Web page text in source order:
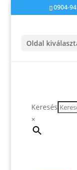
0904-
Oldal
Keresés
×